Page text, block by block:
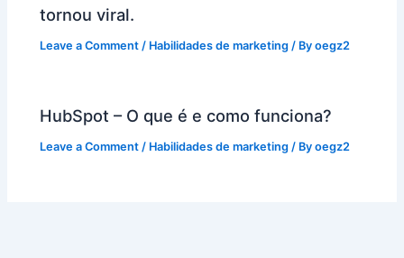
tornou viral.
Leave a Comment / Habilidades de marketing / Byoegz2
HubSpot – O que é e como funciona?
Leave a Comment / Habilidades de marketing / Byoegz2